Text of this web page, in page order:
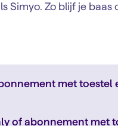
Simyo. Zo blijf je baas
met toestel
of abonnement met